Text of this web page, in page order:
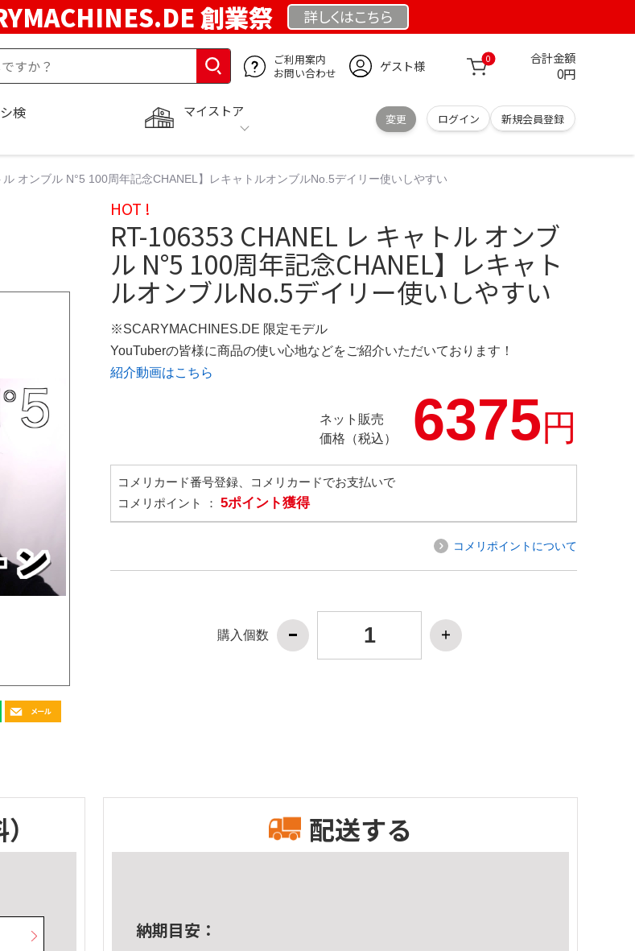
創業祭 詳しくはこちら
ご利用案内
お問い合わせ
ゲスト様 0 合計金額
0円
マイストア
変更 ログイン 新規会員登録
検
オンブル N°5 100周年記念CHANEL】レキャトルオンブルNo.5デイリー使いしやすい
HOT !
RT-106353 CHANEL レ キャトル オンブ
ル N°5 100周年記念CHANEL】レキャト
ルオンブルNo.5デイリー使いしやすい
※SCARYMACHINES.DE 限定モデル
YouTuberの皆様に商品の使い心地などをご紹介いただいております！
紹介動画はこちら
ネット販売
価格（税込）
6375円
コメリカード番号登録、コメリカードでお支払いで
コメリポイント ： 5ポイント獲得
コメリポイントについて
購入個数
配送する
納期目安：